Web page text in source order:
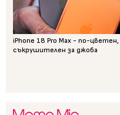
iPhone 18 Pro Max - по-
съкрушителен за джоба